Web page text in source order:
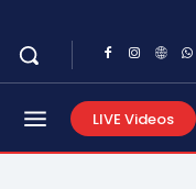
LIVE Videos